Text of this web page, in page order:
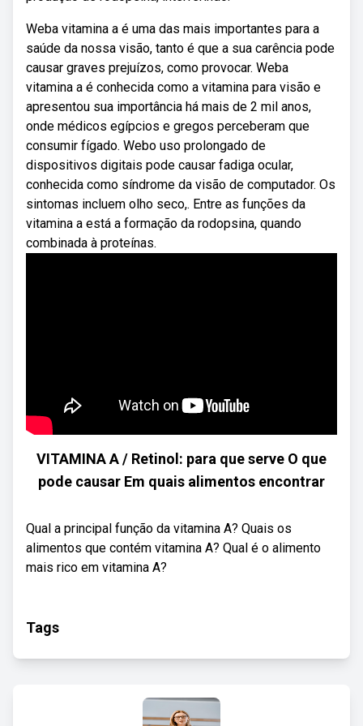
Weba vitamina a é uma das mais importantes para a
saúde da nossa visão, tanto é que a sua carência pode
causar graves prejuízos, como provocar. Weba
vitamina a é conhecida como a vitamina para visão e
apresentou sua importância há mais de 2 mil anos,
onde médicos egípcios e gregos perceberam que
consumir fígado. Webo uso prolongado de
dispositivos digitais pode causar fadiga ocular,
conhecida como síndrome da visão de computador. Os
sintomas incluem olho seco,. Entre as funções da
vitamina a está a formação da rodopsina, quando
combinada à proteínas.
VITAMINA A / Retinol: para que serve O que
pode causar Em quais alimentos encontrar
Qual a principal função da vitamina A? Quais os
alimentos que contém vitamina A? Qual é o alimento
mais rico em vitamina A?
Tags